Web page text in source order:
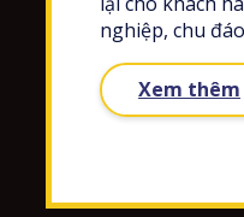
nghiệp, chu
Xem thêm